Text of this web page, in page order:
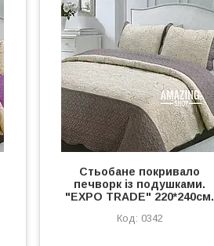
Стьобане покривало
печворк із подушками.
"EXPO TRADE" 220*240см.
0342